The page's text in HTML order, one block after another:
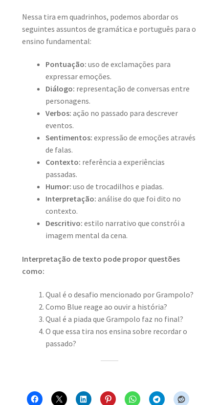
Nessa tira em quadrinhos, podemos abordar os
seguintes assuntos de gramática e português para o
ensino fundamental:
Pontuação: uso de exclamações para
expressar emoções.
Diálogo: representação de conversas entre
personagens.
Verbos: ação no passado para descrever
eventos.
Sentimentos: expressão de emoções através
de falas.
Contexto: referência a experiências
passadas.
Humor: uso de trocadilhos e piadas.
Interpretação: análise do que foi dito no
contexto.
Descritivo: estilo narrativo que constrói a
imagem mental da cena.
Interpretação de texto pode propor questões
como:
Qual é o desafio mencionado por Grampolo?
Como Blue reage ao ouvir a história?
Qual é a piada que Grampolo faz no final?
O que essa tira nos ensina sobre recordar o
passado?